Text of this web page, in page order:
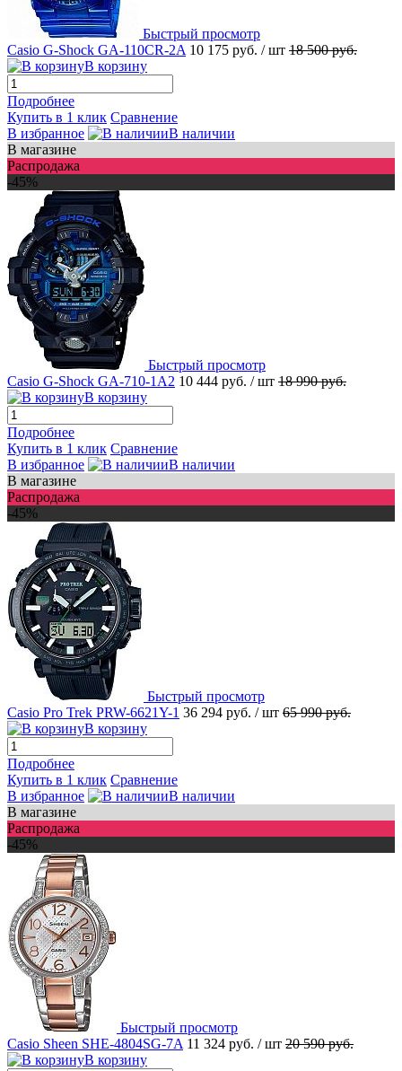
Быстрый просмотр
Casio G-Shock GA-110CR-2A 10 175 руб. / шт 18 500 руб.
В корзину
Подробнее
Купить в 1 клик Сравнение
В избранное
В наличии
В магазине
Распродажа
-45%
Быстрый просмотр
Casio G-Shock GA-710-1A2 10 444 руб. / шт 18 990 руб.
В корзину
Подробнее
Купить в 1 клик Сравнение
В избранное
В наличии
В магазине
Распродажа
-45%
Быстрый просмотр
Casio Pro Trek PRW-6621Y-1 36 294 руб. / шт 65 990 руб.
В корзину
Подробнее
Купить в 1 клик Сравнение
В избранное
В наличии
В магазине
Распродажа
-45%
Быстрый просмотр
Casio Sheen SHE-4804SG-7A 11 324 руб. / шт 20 590 руб.
В корзину